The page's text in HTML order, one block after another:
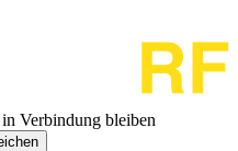
Verbindung bleiben